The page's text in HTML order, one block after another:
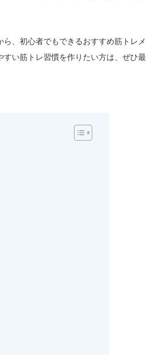
、初心者でもできるおすすめ筋トレメ
い筋トレ習慣を作りたい方は、ぜひ最